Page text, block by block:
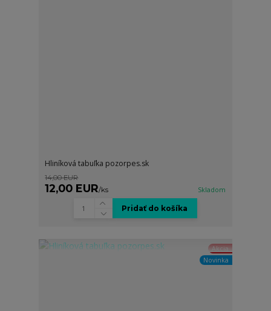
Hliníková tabuľka pozorpes.sk
14,00 EUR
12,00 EUR/ks Skladom
Pridať do košíka
Akcia
Novinka